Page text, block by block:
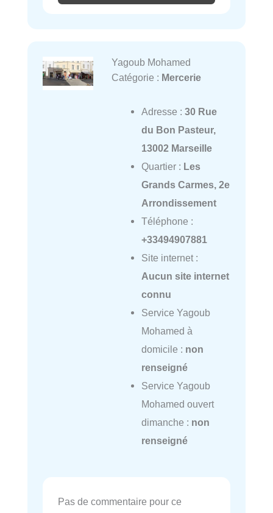
Yagoub Mohamed
Catégorie : Mercerie
Adresse : 30 Rue
du Bon Pasteur,
13002 Marseille
Quartier : Les
Grands Carmes, 2e
Arrondissement
Téléphone :
+33494907881
Site internet :
Aucun site internet
connu
Service Yagoub
Mohamed à
domicile : non
renseigné
Service Yagoub
Mohamed ouvert
dimanche : non
renseigné
Pas de commentaire pour ce